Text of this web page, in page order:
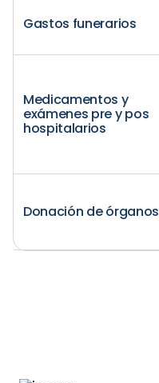
Gastos funerarios
Medicamentos y
exámenes pre y pos
hospitalarios
Donación de órganos